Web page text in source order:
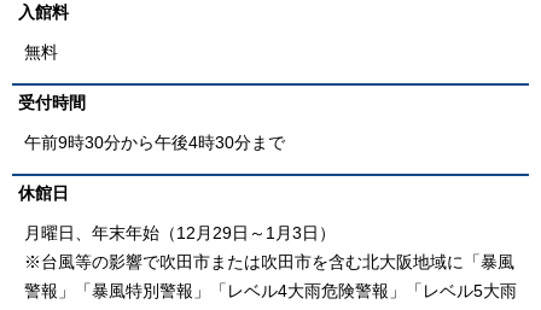
入館料
無料
受付時間
午前9時30分から午後4時30分まで
休館日
月曜日、年末年始（12月29日～1月3日）
※台風等の影響で吹田市または吹田市を含む北大阪地域に「暴風
警報」「暴風特別警報」「レベル4大雨危険警報」「レベル5大雨